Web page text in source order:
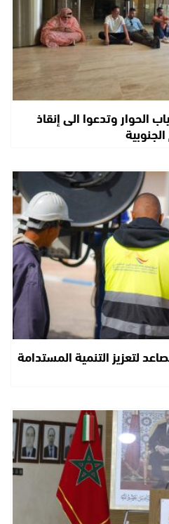
الحوار وتدعوا الى إنقاذ
لتعزيز التنمية المستدامة